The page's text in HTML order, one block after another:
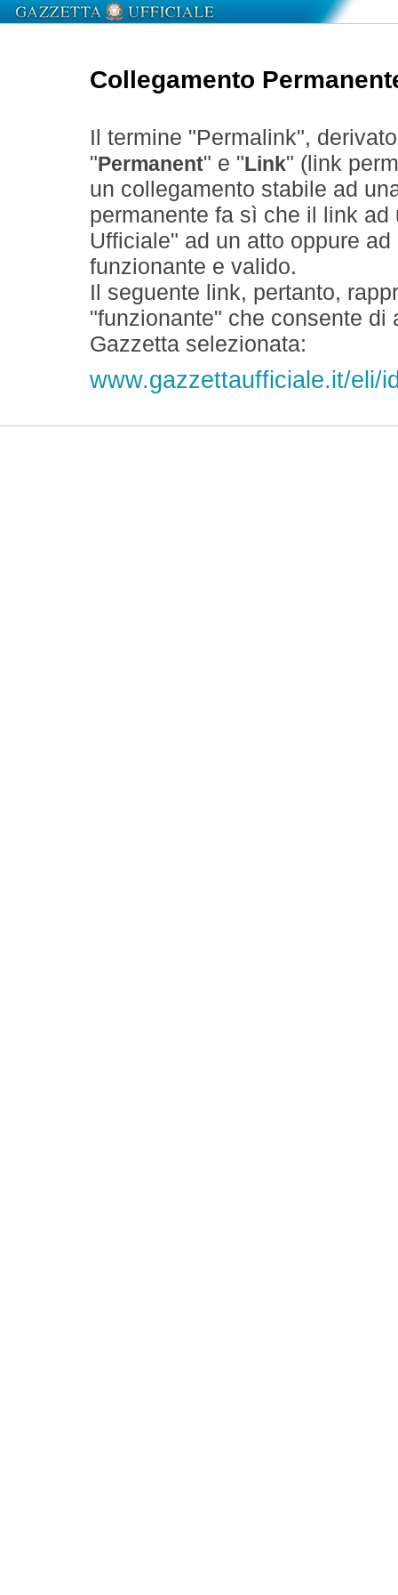
Collegamento
Il termine "Permalink",
" Permanent" e " Link" (link
un collegamento stabile ad
permanente fa sì che il link
Ufficiale" ad un atto oppure
funzionante e valido.
Il seguente link, pertanto,
"funzionante" che consente
Gazzetta selezionata:
www.gazzettaufficiale.it/eli/